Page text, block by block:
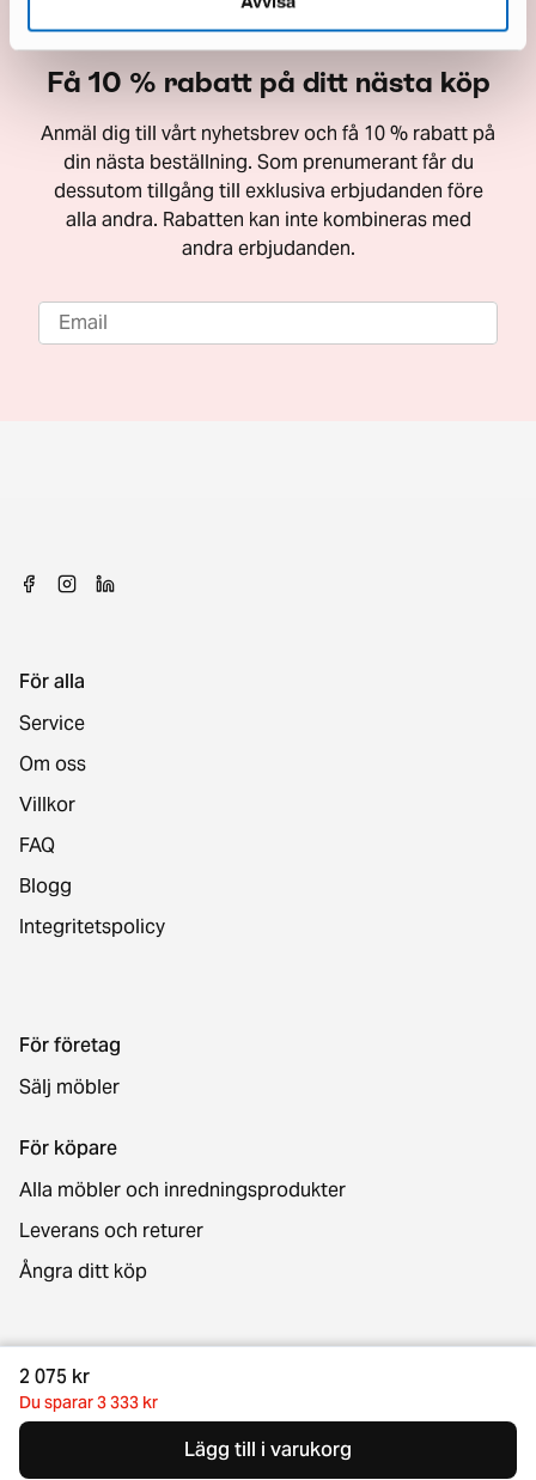
2 075 kr
Du sparar 3 333 kr
Lägg till i varukorg
Få 10 % rabatt på ditt nästa köp
Anmäl dig till vårt nyhetsbrev och få 10 % rabatt på
din nästa beställning. Som prenumerant får du
dessutom tillgång till exklusiva erbjudanden före
alla andra. Rabatten kan inte kombineras med
andra erbjudanden.
För alla
Service
Om oss
Villkor
FAQ
Blogg
Integritetspolicy
För företag
Sälj möbler
För köpare
Alla möbler och inredningsprodukter
Leverans och returer
Ångra ditt köp
Kontakt